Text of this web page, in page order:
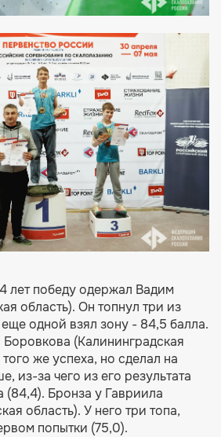
лет победу одержал Вадим
область). Он топнул три из
одной взял зону - 84,5 балла.
(Калининградская
же успеха, но сделал на
из-за чего из его результата
(84,4). Бронза у Гавриила
область). У него три топа,
попытки (75,0).